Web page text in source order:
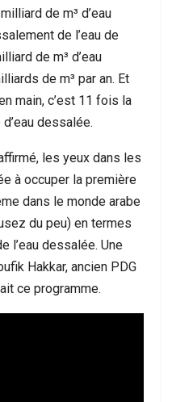
de m³ d’eau
de l’eau de
de m³ d’eau
de m³ par an. Et
main, c’est 11 fois la
dessalée.
les yeux dans les
à occuper la première
dans le monde arabe
du peu) en termes
l’eau dessalée. Une
Hakkar, ancien PDG
ce programme.